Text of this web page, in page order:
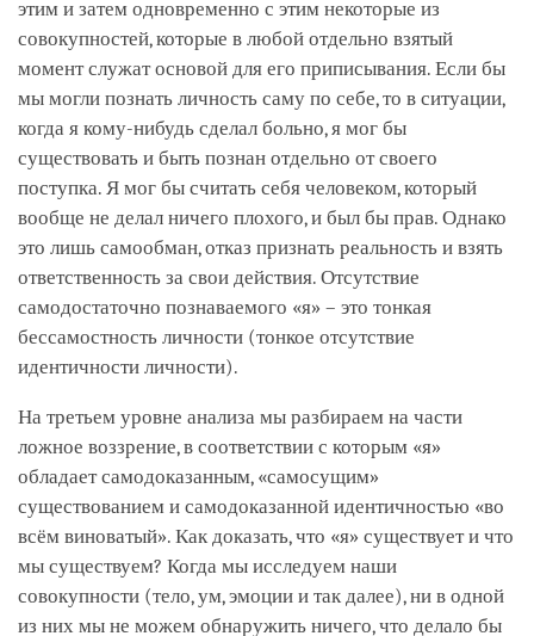
этим и затем одновременно с этим некоторые из
совокупностей, которые в любой отдельно взятый
момент служат основой для его приписывания. Если бы
мы могли познать личность саму по себе, то в ситуации,
когда я кому-нибудь сделал больно, я мог бы
существовать и быть познан отдельно от своего
поступка. Я мог бы считать себя человеком, который
вообще не делал ничего плохого, и был бы прав. Однако
это лишь самообман, отказ признать реальность и взять
ответственность за свои действия. Отсутствие
самодостаточно познаваемого «я» – это тонкая
бессамостность личности (тонкое отсутствие
идентичности личности).
На третьем уровне анализа мы разбираем на части
ложное воззрение, в соответствии с которым «я»
обладает самодоказанным, «самосущим»
существованием и самодоказанной идентичностью «во
всём виноватый». Как доказать, что «я» существует и что
мы существуем? Когда мы исследуем наши
совокупности (тело, ум, эмоции и так далее), ни в одной
из них мы не можем обнаружить ничего, что делало бы